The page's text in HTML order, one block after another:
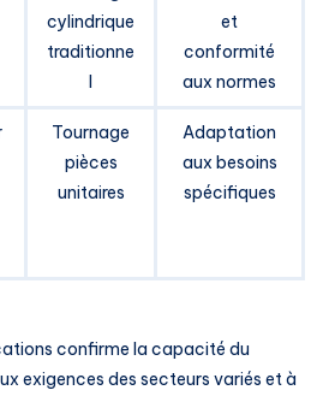
cylindrique
traditionne
l
et
conformité
aux normes
Tournage
pièces
unitaires
Adaptation
aux besoins
spécifiques
confirme la capacité du
exigences des secteurs variés et à